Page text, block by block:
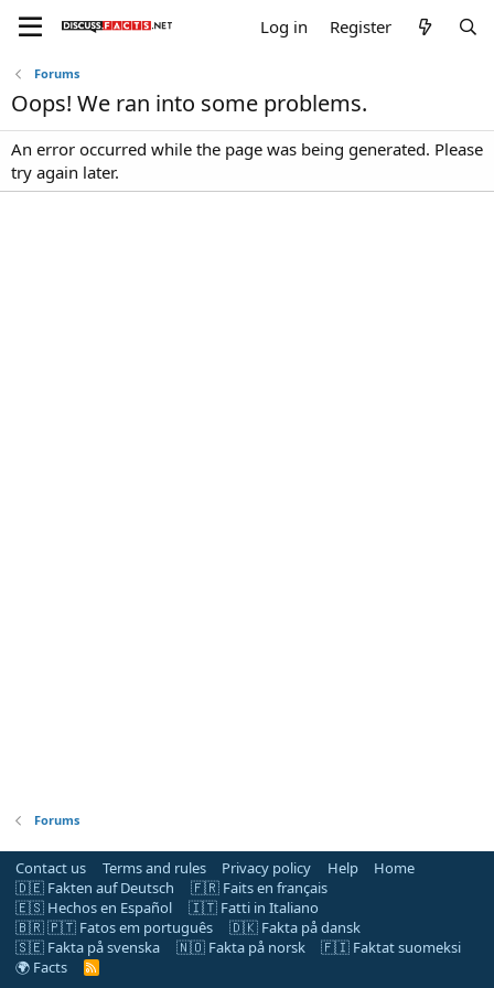
Log in Register
Forums
Oops! We ran into some problems.
An error occurred while the page was being generated. Please
try again later.
Forums
Contact us Terms and rules Privacy policy Help
Home
🇩🇪 Fakten auf Deutsch
🇫🇷 Faits en français
🇪🇸 Hechos en Español
🇮🇹 Fatti in Italiano
🇧🇷 🇵🇹 Fatos em português
🇩🇰 Fakta på dansk
🇸🇪 Fakta på svenska
🇳🇴 Fakta på norsk
🇫🇮 Faktat suomeksi
🌍 Facts
R